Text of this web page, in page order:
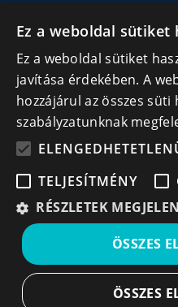
Lépj kapcsolatba
info@cegek.ro
+40 740 856 970
Iratkozz fel
Ne hagyd ki a lehetőséget,
legfontosabb üzleti
Ez a weboldal sütiket
Ez a weboldal sütiket
javítása érdekében. A
hozzájárul az összes süti
szabályzatunknak
TELJESÍTMÉNY
RÉSZLETEK
ÖSSZES
ÖSSZES